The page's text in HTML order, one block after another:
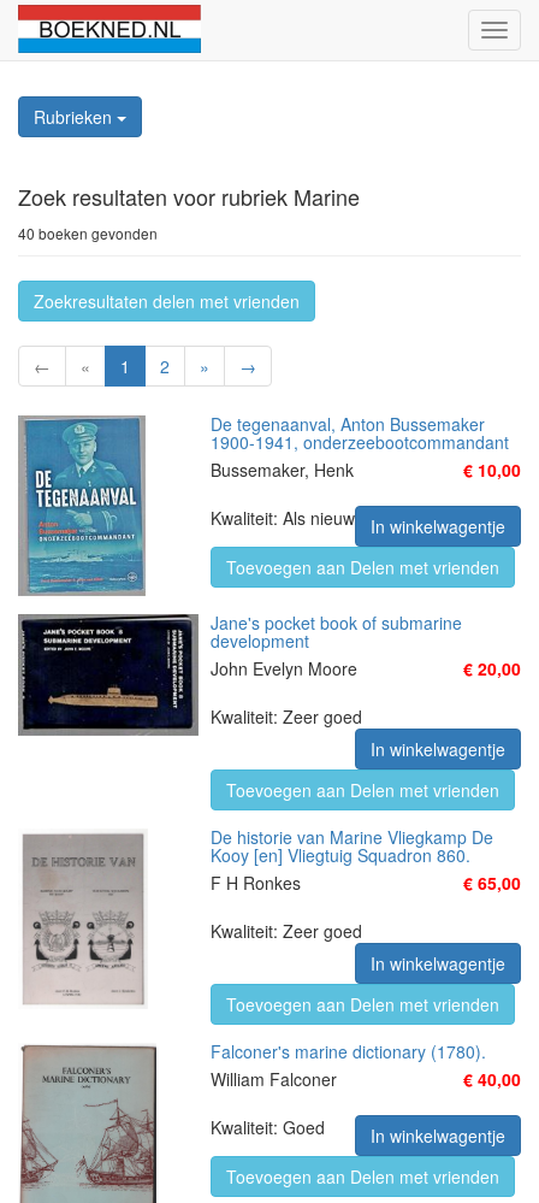
Rubrieken
Zoek resultaten voor rubriek Marine
40 boeken gevonden
Zoekresultaten delen met vrienden
← « 1 2 » →
De tegenaanval, Anton Bussemaker
1900-1941, onderzeebootcommandant
Bussemaker, Henk
€ 10,00
Kwaliteit: Als nieuw
In winkelwagentje
Toevoegen aan Delen met vrienden
Jane's pocket book of submarine
development
John Evelyn Moore
€ 20,00
Kwaliteit: Zeer goed
In winkelwagentje
Toevoegen aan Delen met vrienden
De historie van Marine Vliegkamp De
Kooy [en] Vliegtuig Squadron 860.
F H Ronkes
€ 65,00
Kwaliteit: Zeer goed
In winkelwagentje
Toevoegen aan Delen met vrienden
Falconer's marine dictionary (1780).
William Falconer
€ 40,00
Kwaliteit: Goed
In winkelwagentje
Toevoegen aan Delen met vrienden